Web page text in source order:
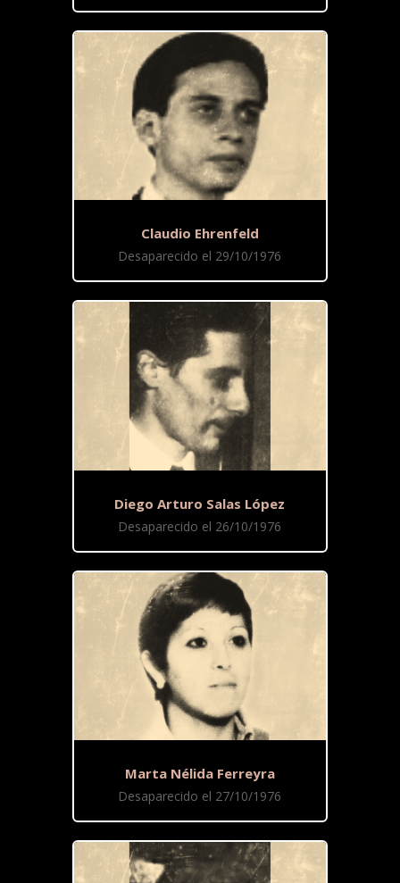
Claudio Ehrenfeld
Desaparecido el 29/10/1976
Diego Arturo Salas López
Desaparecido el 26/10/1976
Marta Nélida Ferreyra
Desaparecido el 27/10/1976